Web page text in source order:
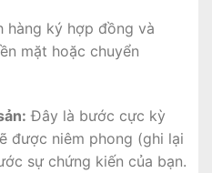
hàng ký hợp đồng và
mặt hoặc chuyển
Đây là bước cực kỳ
được niêm phong (ghi lại
sự chứng kiến của bạn.